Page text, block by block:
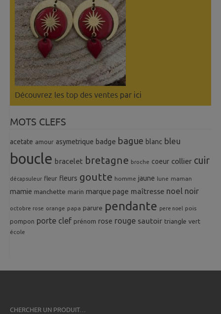
Découvrez les top des ventes par ici
MOTS CLEFS
acetate amour asymetrique badge bague blanc bleu
boucle bracelet bretagne broche coeur collier cuir
décapsuleur fleur fleurs goutte homme jaune lune maman
mamie manchette marin marque page maîtresse noel noir
octobre rose orange papa parure pendante pere noel pois
pompon porte clef prénom rose rouge sautoir triangle vert
école
CHERCHER UN PRODUIT…